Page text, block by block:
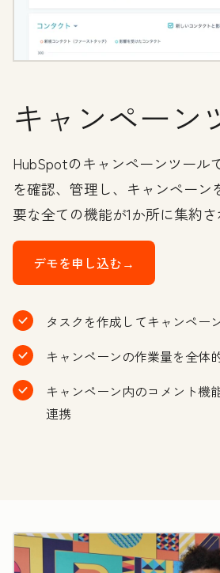
キャンペーン
HubSpotのキャンペーンツール
を確認、管理し、キャンペーン
要な全ての機能が1か所に集約さ
デモを申し込む→
タスクを作成してキャンペー
キャンペーンの作業量を全体
キャンペーン内のコメント機
連携